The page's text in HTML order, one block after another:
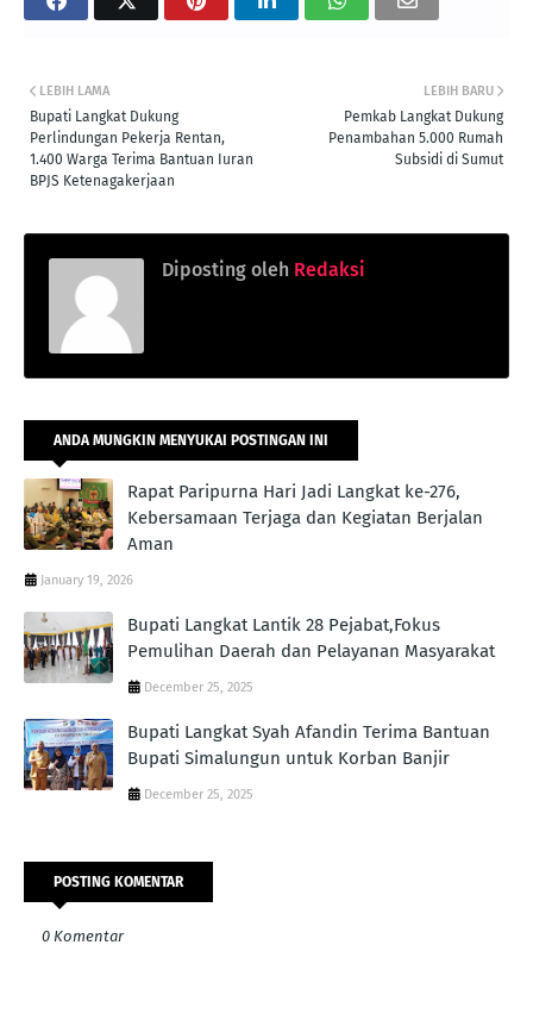
LEBIH BARU
Pemkab Langkat Dukung
Penambahan 5.000 Rumah
Subsidi di Sumut
LEBIH LAMA
Bupati Langkat Dukung
Perlindungan Pekerja Rentan,
1.400 Warga Terima Bantuan Iuran
BPJS Ketenagakerjaan
Diposting oleh Redaksi
ANDA MUNGKIN MENYUKAI POSTINGAN INI
Rapat Paripurna Hari Jadi Langkat ke-276,
Kebersamaan Terjaga dan Kegiatan Berjalan
Aman
January 19, 2026
Bupati Langkat Lantik 28 Pejabat,Fokus
Pemulihan Daerah dan Pelayanan Masyarakat
December 25, 2025
Bupati Langkat Syah Afandin Terima Bantuan
Bupati Simalungun untuk Korban Banjir
December 25, 2025
POSTING KOMENTAR
0 Komentar